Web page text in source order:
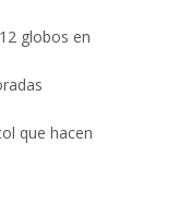
globos en
que hacen